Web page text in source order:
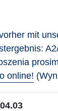
mit
online!